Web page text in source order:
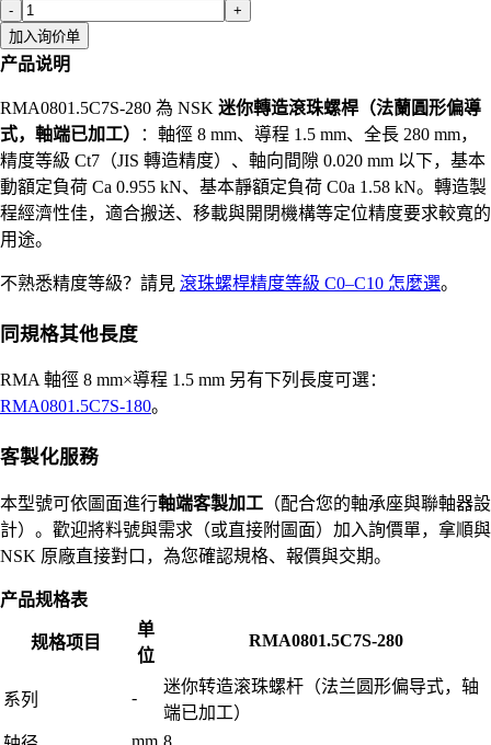
-
+
加入询价单
产品说明
RMA0801.5C7S-280 為 NSK 迷你轉造滾珠螺桿（法蘭圓形偏導
式，軸端已加工）
：軸徑 8 mm、導程 1.5 mm、全長 280 mm，
精度等級 Ct7（JIS 轉造精度）、軸向間隙 0.020 mm 以下，基本
動額定負荷 Ca 0.955 kN、基本靜額定負荷 C0a 1.58 kN。轉造製
程經濟性佳，適合搬送、移載與開閉機構等定位精度要求較寬的
用途。
不熟悉精度等級？請見 滾珠螺桿精度等級 C0–C10 怎麼選。
同規格其他長度
RMA 軸徑 8 mm×導程 1.5 mm 另有下列長度可選：
RMA0801.5C7S-180。
客製化服務
本型號可依圖面進行軸端客製加工 （配合您的軸承座與聯軸器設
計）。歡迎將料號與需求（或直接附圖面）加入詢價單，拿順與
NSK 原廠直接對口，為您確認規格、報價與交期。
产品规格表
规格项目
单
位
RMA0801.5C7S-280
系列 -
迷你转造滚珠螺杆（法兰圆形偏导式，轴
端已加工）
mm 8